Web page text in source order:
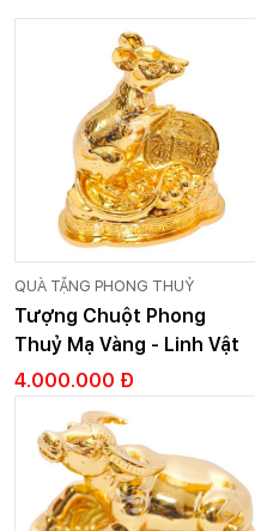
QUÀ TẶNG PHONG THUỶ
Tượng Chuột Phong
Thuỷ Mạ Vàng - Linh Vật
Phong Thuỷ - Cỡ 1
4.000.000 Đ